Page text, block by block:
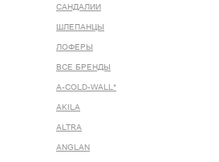
САНДАЛИИ
ШЛЕПАНЦЫ
ЛОФЕРЫ
ВСЕ БРЕНДЫ
A-COLD-WALL*
AKILA
ALTRA
ANGLAN